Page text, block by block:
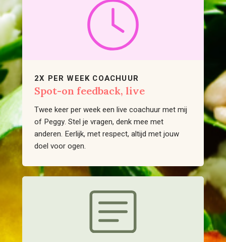
2X PER WEEK COACHUUR
Spot-on feedback, live
Twee keer per week een live coachuur met mij
of Peggy. Stel je vragen, denk mee met
anderen. Eerlijk, met respect, altijd met jouw
doel voor ogen.